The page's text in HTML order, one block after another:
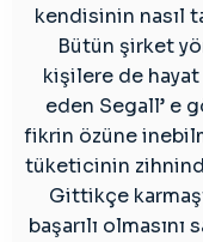
kendisinin nasıl
Bütün şirket
kişilere de
eden Segall’ e
fikrin özüne
tüketicinin
Gittikçe
başarılı